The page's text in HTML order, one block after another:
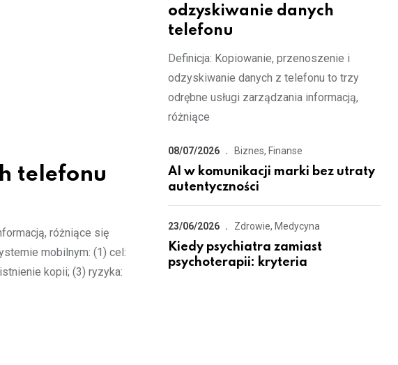
telefonu
różniące się
mobilnym: (1) cel:
kopii; (3) ryzyka:
odzyskiwanie danych
telefonu
Definicja: Kopiowanie, przenoszenie i
odzyskiwanie danych z telefonu to trzy
odrębne usługi zarządzania informacją,
różniące
08/07/2026 Biznes, Finanse
AI w komunikacji marki bez utraty
autentyczności
23/06/2026 Zdrowie, Medycyna
Kiedy psychiatra zamiast
psychoterapii: kryteria